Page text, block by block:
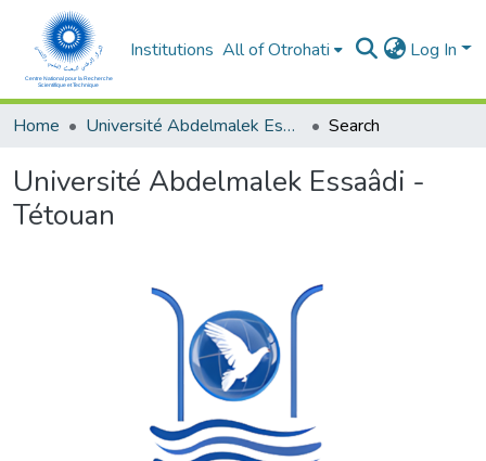
Institutions All of Otrohati Log In
Home Université Abdelmalek Essaâdi - Tétouan Search
Université Abdelmalek Essaâdi -
Tétouan